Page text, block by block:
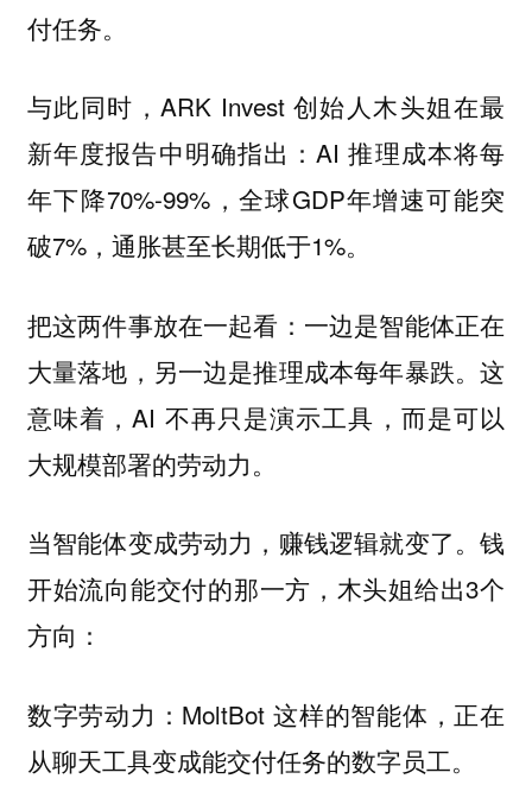
付任务。
与此同时，ARK Invest 创始人木头姐在最
新年度报告中明确指出：AI 推理成本将每
年下降70%-99%，全球GDP年增速可能突
破7%，通胀甚至长期低于1%。
把这两件事放在一起看：一边是智能体正在
大量落地，另一边是推理成本每年暴跌。这
意味着，AI 不再只是演示工具，而是可以
大规模部署的劳动力。
当智能体变成劳动力，赚钱逻辑就变了。钱
开始流向能交付的那一方，木头姐给出3个
方向：
数字劳动力：MoltBot 这样的智能体，正在
从聊天工具变成能交付任务的数字员工。